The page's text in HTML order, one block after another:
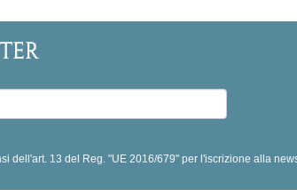
dell'art. 13 del Reg. "UE 2016/679" per l'iscrizione alla